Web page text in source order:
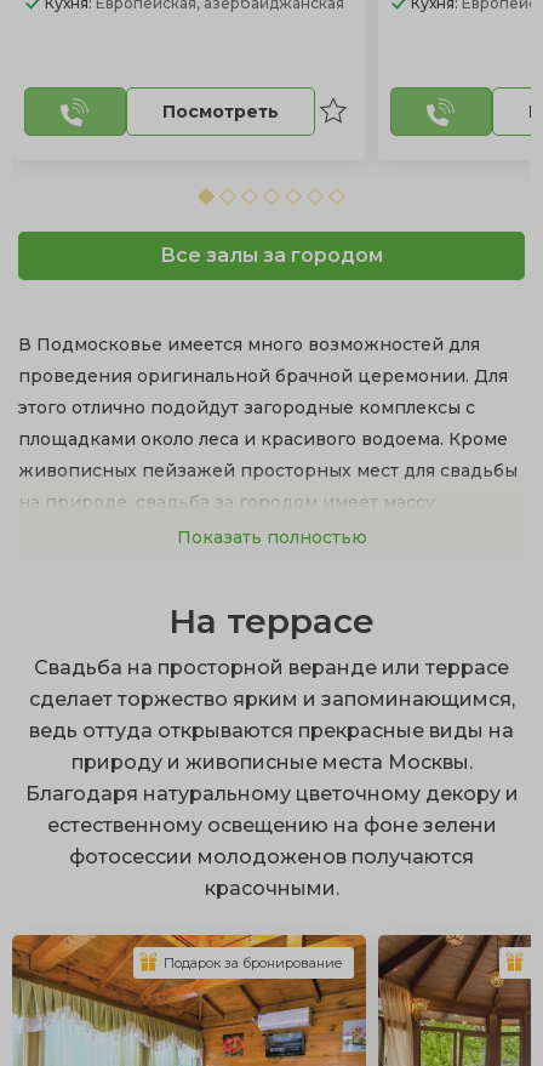
Посмотреть
Все залы за городом
В Подмосковье имеется много возможностей для
проведения оригинальной брачной церемонии. Для
этого отлично подойдут загородные комплексы с
площадками около леса и красивого водоема. Кроме
живописных пейзажей просторных мест для свадьбы
на природе, свадьба за городом имеет массу
обслуживание;
респектабельные интерьеры с безупречным
сервисом;
ухоженная территория;
размещение большого количества гостей;
множество локаций для фотосессий;
оборудованные площадки.
огромный простор для воплощения интересных идей.
К эксклюзивным вариантам можно отнести аренду
старинного особняка или шикарной дворянской
усадьбы с искусственными прудами и ландшафтным
Показать полностью
На террасе
Свадьба на просторной веранде или террасе
сделает торжество ярким и запоминающимся,
ведь оттуда открываются прекрасные виды на
природу и живописные места Москвы.
Благодаря натуральному цветочному декору и
естественному освещению на фоне зелени
фотосессии молодоженов получаются
красочными.
Подарок за бронирование